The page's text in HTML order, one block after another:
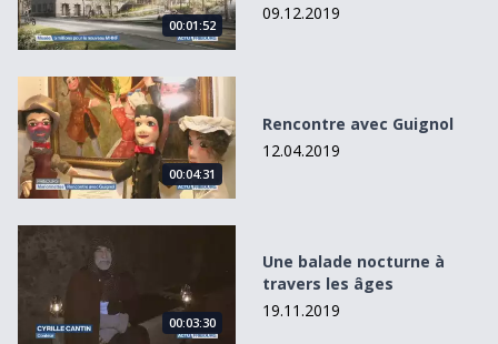
00:01:52
09.12.2019
Rencontre avec Guignol
00:04:31
Rencontre avec Guignol
12.04.2019
Une balade nocturne à travers les âges
00:03:30
Une balade nocturne à
travers les âges
19.11.2019